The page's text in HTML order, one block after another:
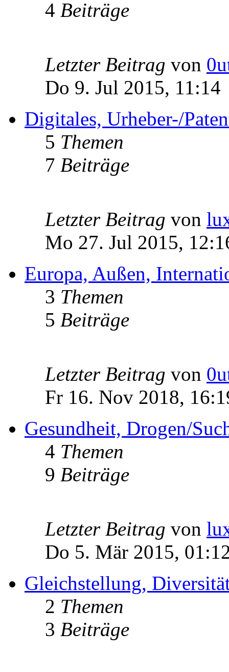
4 Beiträge
Letzter Beitrag von
Do 9. Jul 2015, 11:14
Digitales, Urheber-/
5 Themen
7 Beiträge
Letzter Beitrag von
Mo 27. Jul 2015,
Europa, Außen,
3 Themen
5 Beiträge
Letzter Beitrag von
Fr 16. Nov 2018,
Gesundheit, Drogen/
4 Themen
9 Beiträge
Letzter Beitrag von
Do 5. Mär 2015,
Gleichstellung,
2 Themen
3 Beiträge